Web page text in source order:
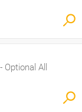
All